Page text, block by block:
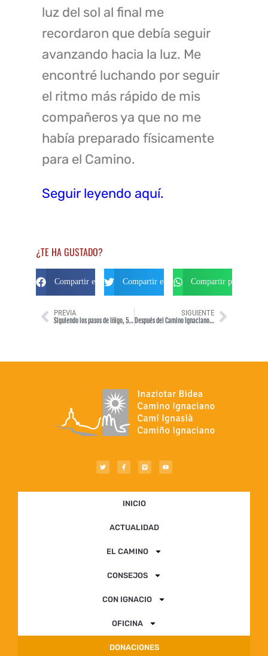
luz del sol al final me
recordaron que debía seguir
avanzando hacia la luz. Me
encontré luchando por seguir
el ritmo más rápido de mis
compañeros ya que no me
había preparado físicamente
para el Camino.
Seguir leyendo aquí.
¿TE HA GUSTADO?
Compartir en FacebookCompartir en TwitterCompartir por
PREVIA
Siguiendo los pasos de Íñigo, 500 años después que él
SIGUIENTE
Después del Camino Ignaciano 500
INICIO
ACTUALIDAD
EL CAMINO
CONSEJOS
CON IGNACIO
OFICINA
DONACIONES